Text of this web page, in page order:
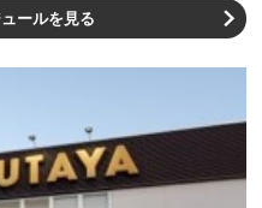
ールを見る